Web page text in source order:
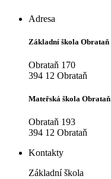
Adresa
Základní škola Obrataň
Obrataň 170
394 12 Obrataň
Mateřská škola Obrataň
Obrataň 193
394 12 Obrataň
Kontakty
Základní škola